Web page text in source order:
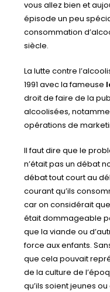
vous allez bien et
épisode un peu
consommation
siècle.
La lutte contre
1991 avec la fameuse
droit de faire de la
alcoolisées,
opérations de
Il faut dire que le
n’était pas un débat
débat tout court au
courant qu’ils
car on considérait
était dommageable
que la viande ou
force aux enfants.
que cela pouvait
de la culture de
qu’ils soient jeunes